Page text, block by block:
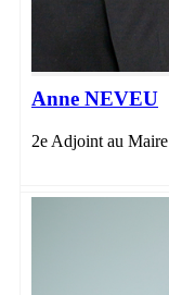
Anne NEVEU
2e Adjoint au Maire